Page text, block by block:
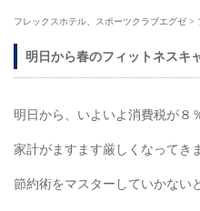
フレックスホテル、スポーツクラブエグゼ >
明日から春のフィットネスキ
明日から、いよいよ消費税が８
家計がますます厳しくなってき
節約術をマスターしていかない